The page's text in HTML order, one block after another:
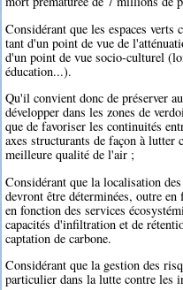
Considérant que les espaces
tant d'un point de vue de
d'un point de vue socio-culturel
éducation...).
Qu'il convient donc de préserver
développer dans les zones de
que de favoriser les continuités
axes structurants de façon à lutter
meilleure qualité de l'air ;
Considérant que la localisation
devront être déterminées, outre en
en fonction des services
capacités d'infiltration et de
captation de carbone.
Considérant que la gestion des
particulier dans la lutte contre les